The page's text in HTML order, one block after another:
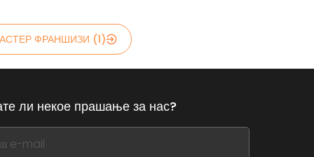
ФРАНШИЗИ (1)
ли некое прашање за нас?